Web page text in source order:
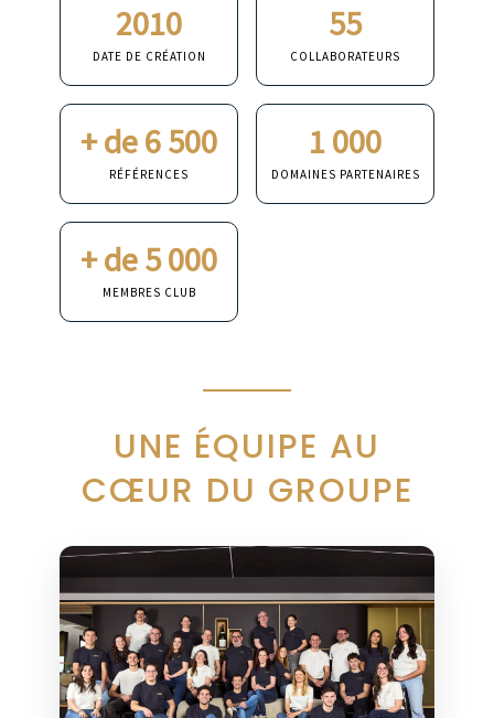
2010
DATE DE CRÉATION
55
COLLABORATEURS
+ de 6 500
RÉFÉRENCES
1 000
DOMAINES PARTENAIRES
+ de 5 000
MEMBRES CLUB
UNE ÉQUIPE AU
CŒUR DU GROUPE